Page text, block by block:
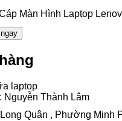
Màn Hình Laptop
laptop
Thành Lâm
Quân , Phường Minh